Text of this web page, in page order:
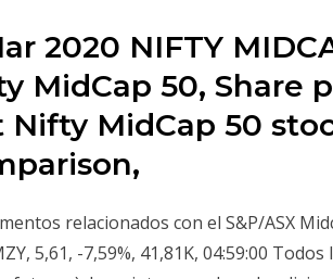
2020 NIFTY
MidCap 50, Share
Nifty MidCap 50
relacionados con el S&P/ASX
5,61, -7,59%, 41,81K, 04:59:00